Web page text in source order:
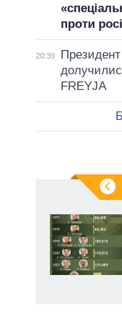
проти
20:39
Президент
FREYJA